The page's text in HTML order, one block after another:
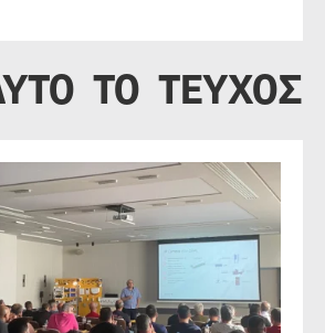
ΤΟ ΤΕΥΧΟΣ